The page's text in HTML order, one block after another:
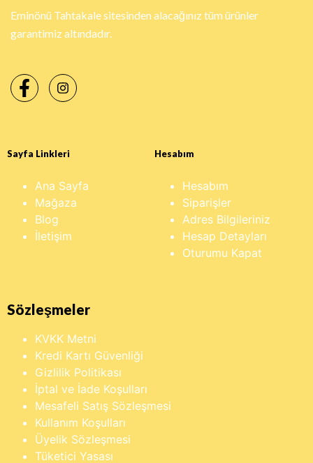
Eminönü Tahtakale sitesinden alacağınız tüm ürünler
garantimiz altındadır.
Sayfa Linkleri
Ana Sayfa
Mağaza
Blog
İletişim
Hesabım
Hesabım
Siparişler
Adres Bilgileriniz
Hesap Detayları
Oturumu Kapat
Sözleşmeler
KVKK Metni
Kredi Kartı Güvenliği
Gizlilik Politikası
İptal ve İade Koşulları
Mesafeli Satış Sözleşmesi
Kullanım Koşulları
Üyelik Sözleşmesi
Tüketici Yasası